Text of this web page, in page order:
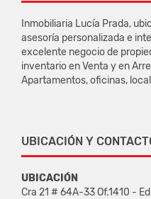
Inmobiliaria Lucía Prada,
asesoría personalizada e
excelente negocio de
inventario en Venta y en
Apartamentos, oficinas,
UBICACIÓN Y
UBICACIÓN
Cra 21 # 64A-33 Of.1410 -